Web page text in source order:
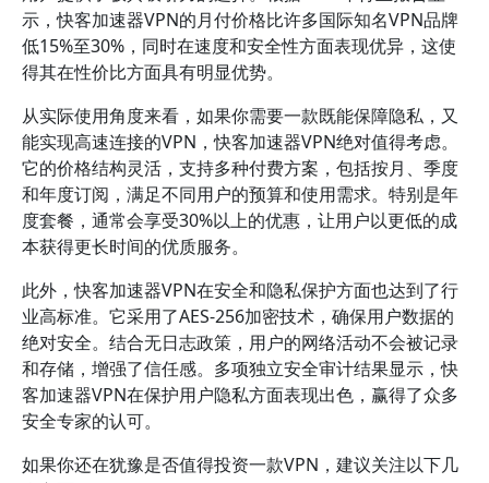
示，快客加速器VPN的月付价格比许多国际知名VPN品牌
低15%至30%，同时在速度和安全性方面表现优异，这使
得其在性价比方面具有明显优势。
从实际使用角度来看，如果你需要一款既能保障隐私，又
能实现高速连接的VPN，快客加速器VPN绝对值得考虑。
它的价格结构灵活，支持多种付费方案，包括按月、季度
和年度订阅，满足不同用户的预算和使用需求。特别是年
度套餐，通常会享受30%以上的优惠，让用户以更低的成
本获得更长时间的优质服务。
此外，快客加速器VPN在安全和隐私保护方面也达到了行
业高标准。它采用了AES-256加密技术，确保用户数据的
绝对安全。结合无日志政策，用户的网络活动不会被记录
和存储，增强了信任感。多项独立安全审计结果显示，快
客加速器VPN在保护用户隐私方面表现出色，赢得了众多
安全专家的认可。
如果你还在犹豫是否值得投资一款VPN，建议关注以下几